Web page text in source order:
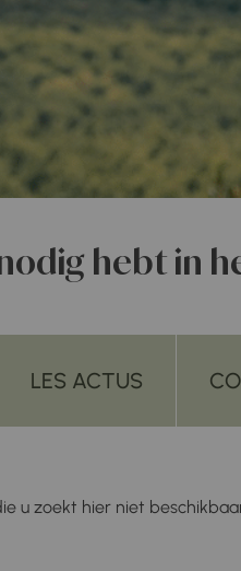
hebt in
LES ACTUS
u zoekt hier niet